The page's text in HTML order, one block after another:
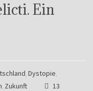
Ein
,Dystopie,
, Zukunft
13